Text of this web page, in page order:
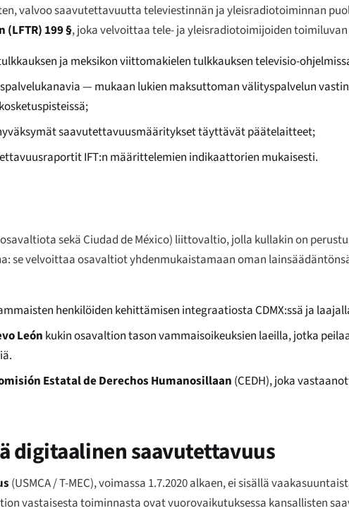
valvoo saavutettavuutta televiestinnän ja yleisradiotoiminnan
199 §, joka velvoittaa tele- ja yleisradiotoimijoiden toimiluvan
ja meksikon viittomakielen tulkkauksen televisio-
— mukaan lukien maksuttoman välityspalvelun
saavutettavuusmääritykset täyttävät päätelaitteet;
IFT:n määrittelemien indikaattorien mukaisesti.
sekä Ciudad de México) liittovaltio, jolla kullakin on
se velvoittaa osavaltiot yhdenmukaistamaan oman
henkilöiden kehittämisen integraatiosta CDMX:ssä ja
León kukin osavaltion tason vammaisoikeuksien laeilla, jotka
Estatal de Derechos Humanosillaan (CEDH), joka
digitaalinen saavutettavuus
(USMCA / T-MEC), voimassa 1.7.2020 alkaen, ei sisällä
vastaisesta toiminnasta ovat vuorovaikutuksessa kansallisten